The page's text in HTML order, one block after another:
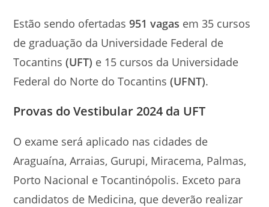
Estão sendo ofertadas951 vagas em 35 cursos
de graduação da Universidade Federal de
Tocantins(UFT) e 15 cursos da Universidade
Federal do Norte do Tocantins(UFNT).
Provas do Vestibular 2024 da UFT
O exame será aplicado nas cidades de
Araguaína, Arraias, Gurupi, Miracema, Palmas,
Porto Nacional e Tocantinópolis. Exceto para
candidatos de Medicina, que deverão realizar